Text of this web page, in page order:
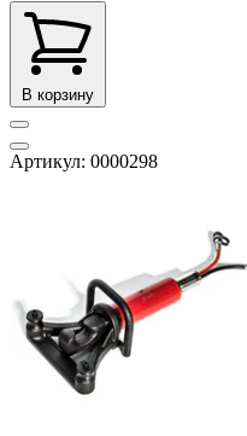
В корзину
Артикул: 0000298